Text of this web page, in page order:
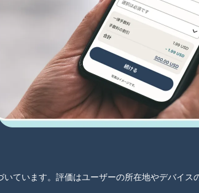
ています。評価はユーザーの所在地やデバイス